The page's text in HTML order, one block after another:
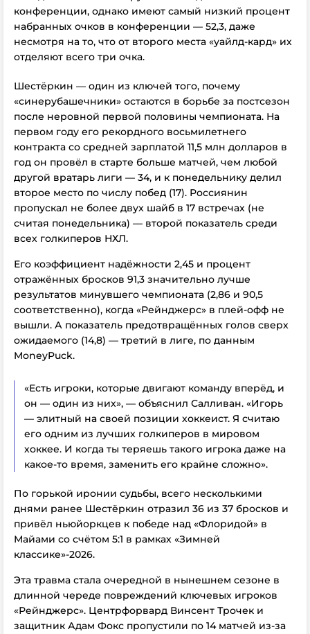
конференции, однако имеют самый низкий процент
набранных очков в конференции — 52,3, даже
несмотря на то, что от второго места «уайлд-кард» их
отделяют всего три очка.
Шестёркин — один из ключей того, почему
«синерубашечники» остаются в борьбе за постсезон
после неровной первой половины чемпионата. На
первом году его рекордного восьмилетнего
контракта со средней зарплатой 11,5 млн долларов в
год он провёл в старте больше матчей, чем любой
другой вратарь лиги — 34, и к понедельнику делил
второе место по числу побед (17). Россиянин
пропускал не более двух шайб в 17 встречах (не
считая понедельника) — второй показатель среди
всех голкиперов НХЛ.
Его коэффициент надёжности 2,45 и процент
отражённых бросков 91,3 значительно лучше
результатов минувшего чемпионата (2,86 и 90,5
соответственно), когда «Рейнджерс» в плей-офф не
вышли. А показатель предотвращённых голов сверх
ожидаемого (14,8) — третий в лиге, по данным
MoneyPuck.
«Есть игроки, которые двигают команду вперёд, и
он — один из них», — объяснил Салливан. «Игорь
— элитный на своей позиции хоккеист. Я считаю
его одним из лучших голкиперов в мировом
хоккее. И когда ты теряешь такого игрока даже на
какое-то время, заменить его крайне сложно».
По горькой иронии судьбы, всего несколькими
днями ранее Шестёркин отразил 36 из 37 бросков и
привёл ньюйоркцев к победе над «Флоридой» в
Майами со счётом 5:1 в рамках «Зимней
классике»-2026.
Эта травма стала очередной в нынешнем сезоне в
длинной череде повреждений ключевых игроков
«Рейнджерс». Центрфорвард Винсент Трочек и
защитник Адам Фокс пропустили по 14 матчей из-за